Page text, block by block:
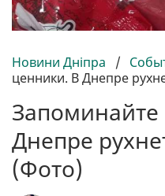
Новини Дніпра /
ценники. В Днепре
Днепре
(Фото)